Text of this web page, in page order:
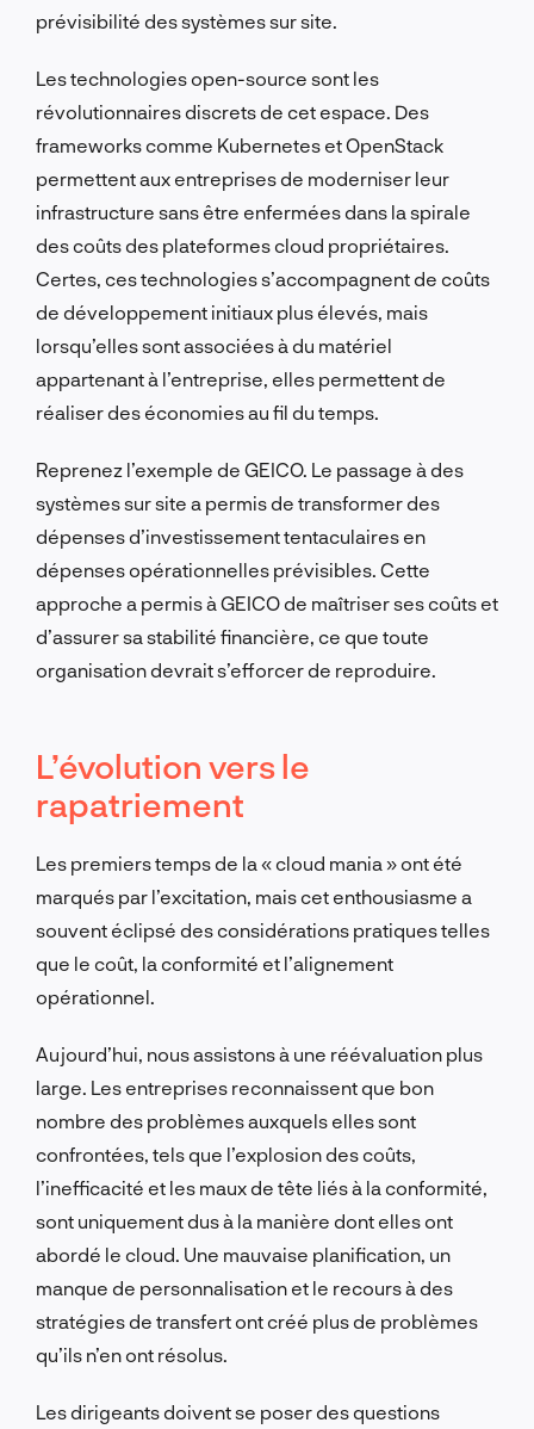
prévisibilité des systèmes sur site.
Les technologies open-source sont les
révolutionnaires discrets de cet espace. Des
frameworks comme Kubernetes et OpenStack
permettent aux entreprises de moderniser leur
infrastructure sans être enfermées dans la spirale
des coûts des plateformes cloud propriétaires.
Certes, ces technologies s’accompagnent de coûts
de développement initiaux plus élevés, mais
lorsqu’elles sont associées à du matériel
appartenant à l’entreprise, elles permettent de
réaliser des économies au fil du temps.
Reprenez l’exemple de GEICO. Le passage à des
systèmes sur site a permis de transformer des
dépenses d’investissement tentaculaires en
dépenses opérationnelles prévisibles. Cette
approche a permis à GEICO de maîtriser ses coûts et
d’assurer sa stabilité financière, ce que toute
organisation devrait s’efforcer de reproduire.
L’évolution vers le
rapatriement
Les premiers temps de la « cloud mania » ont été
marqués par l’excitation, mais cet enthousiasme a
souvent éclipsé des considérations pratiques telles
que le coût, la conformité et l’alignement
opérationnel.
Aujourd’hui, nous assistons à une réévaluation plus
large. Les entreprises reconnaissent que bon
nombre des problèmes auxquels elles sont
confrontées, tels que l’explosion des coûts,
l’inefficacité et les maux de tête liés à la conformité,
sont uniquement dus à la manière dont elles ont
abordé le cloud. Une mauvaise planification, un
manque de personnalisation et le recours à des
stratégies de transfert ont créé plus de problèmes
qu’ils n’en ont résolus.
Les dirigeants doivent se poser des questions